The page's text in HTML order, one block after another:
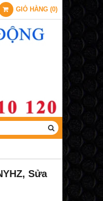
GIỎ HÀNG (0)
Sửa